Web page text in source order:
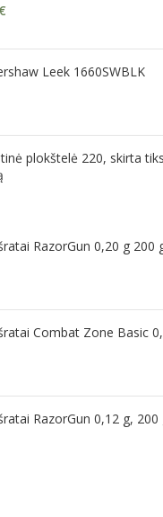
€
Leek 1660SWBLK
plokštelė 220, skirta
RazorGun 0,20 g 200
Combat Zone Basic
RazorGun 0,12 g, 200